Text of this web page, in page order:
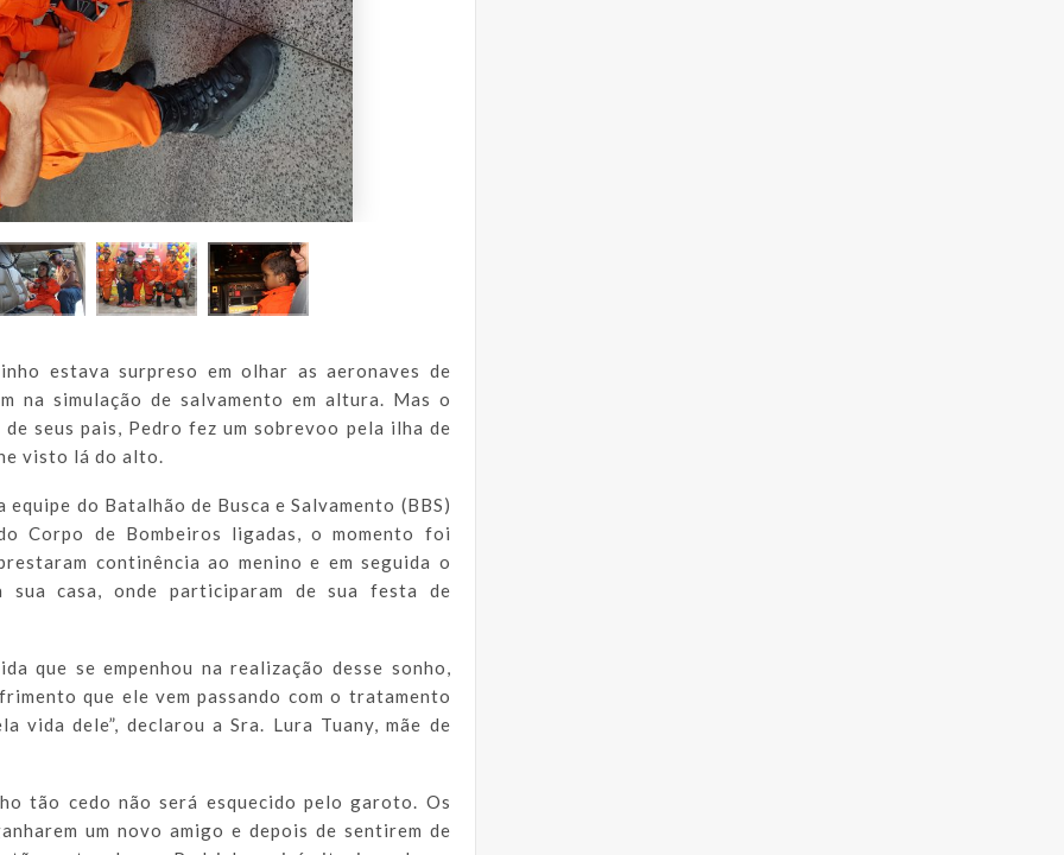
estava surpreso em olhar as aeronaves de
na simulação de salvamento em altura. Mas o
seus pais, Pedro fez um sobrevoo pela ilha de
visto lá do alto.
do Batalhão de Busca e Salvamento (BBS)
Corpo de Bombeiros ligadas, o momento foi
continência ao menino e em seguida o
casa, onde participaram de sua festa de
que se empenhou na realização desse sonho,
que ele vem passando com o tratamento
vida dele”, declarou a Sra. Lura Tuany, mãe de
tão cedo não será esquecido pelo garoto. Os
um novo amigo e depois de sentirem de